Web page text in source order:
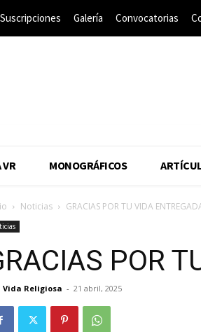
Suscripciones Galería Convocatorias
VR MONOGRÁFICOS
Noticias GRACIAS POR TU VIDA
POR
Vida Religiosa - 21 abril, 2025